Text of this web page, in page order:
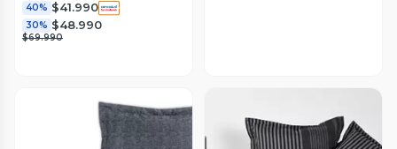
40% $41.990
30% $48.990
$69.990